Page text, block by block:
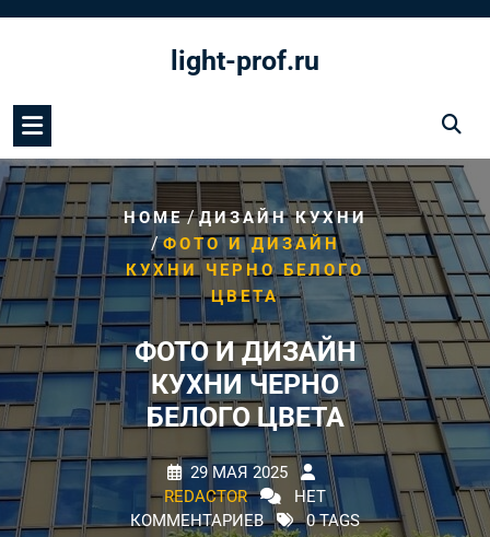
light-prof.ru
HOME/ДИЗАЙН КУХНИ
/ФОТО И ДИЗАЙН
КУХНИ ЧЕРНО БЕЛОГО
ЦВЕТА
ФОТО И ДИЗАЙН
КУХНИ ЧЕРНО
БЕЛОГО ЦВЕТА
29 МАЯ 2025
REDACTOR
НЕТ
КОММЕНТАРИЕВ
0 TAGS